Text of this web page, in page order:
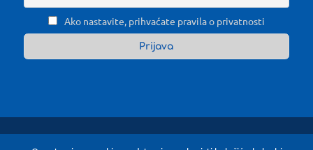
Ako nastavite, prihvaćate pravila o privatnosti